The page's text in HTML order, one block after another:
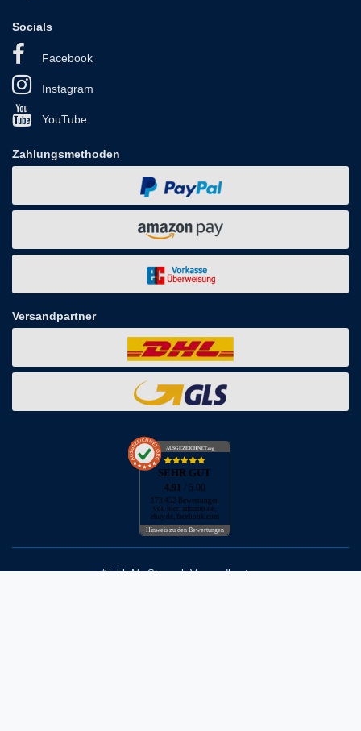
Socials
Facebook
Instagram
YouTube
Zahlungsmethoden
Versandpartner
AUSGEZEICHNET.org
SEHR GUT
4.91 / 5.00
173.452 Bewertungen
von hier, amazon.de,
ebay.de, facebook.com
Hinweis zu den Bewertungen
* inkl. MwSt. zzgl. Versandkosten